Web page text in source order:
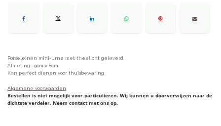
Porseleinen mini-urne met theelicht geleverd.
Afmeting : 9cm x 8cm.
Kan perfect dienen voor thuisbewaring
Algemene voorwaarden
Bestellen is niet mogelijk voor particulieren. Wij kunnen u doorverwijzen naar de
dichtste verdeler. Neem contact met ons op.